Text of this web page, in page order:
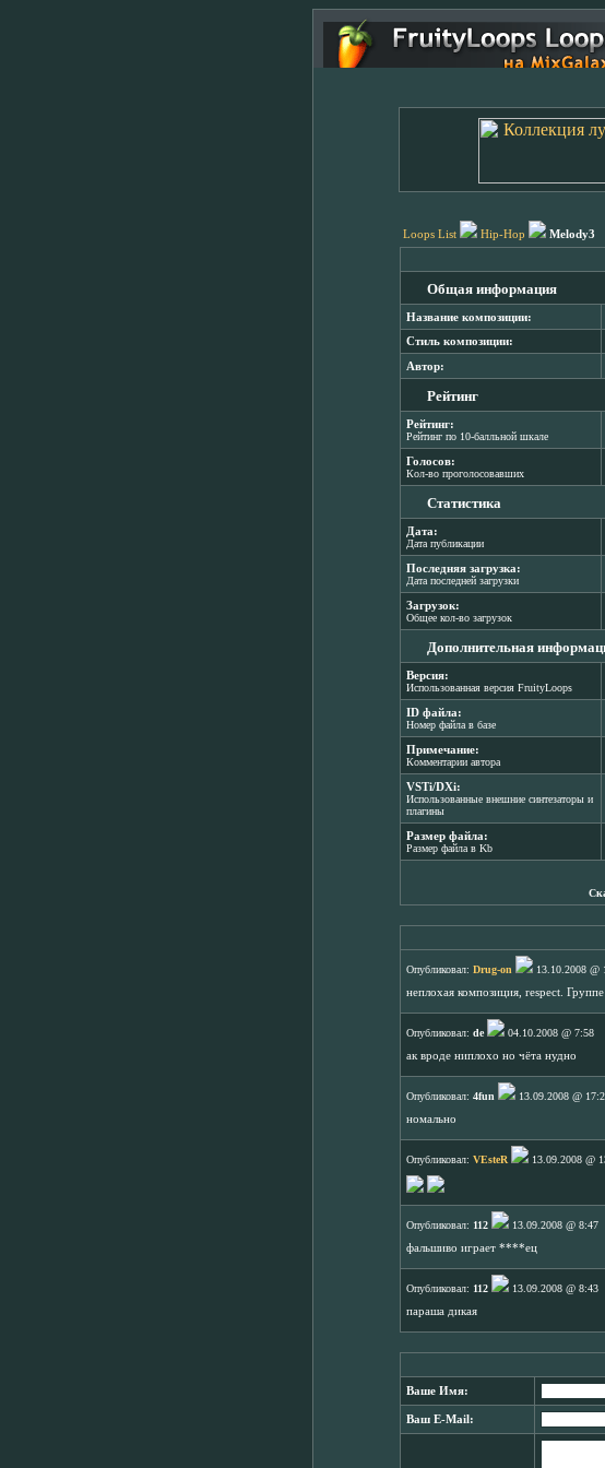
Loops List Hip-Hop Melody3
Общая информация
Название композиции:
Стиль композиции:
Автор:
Рейтинг
Рейтинг:
Рейтинг по 10-балльной шкале
Голосов:
Кол-во проголосовавших
Статистика
Дата:
Дата публикации
Последняя загрузка:
Дата последней загрузки
Загрузок:
Общее кол-во загрузок
Дополнительная
Версия:
Использованная версия FruityLoops
ID файла:
Номер файла в базе
Примечание:
Комментарии автора
VSTi/DXi:
Использованные внешние синтезаторы и
плагины
Размер файла:
Размер файла в Kb
Опубликовал: Drug-on
13.10.2008 @
неплохая композиция, respect.
Опубликовал: de
04.10.2008 @ 7:58
ак вроде ниплохо но чёта нудно
Опубликовал: 4fun
13.09.2008 @
номально
Опубликовал: VEsteR 13.09.2008 @
Опубликовал: 112
13.09.2008 @ 8:47
фальшиво играет ****ец
Опубликовал: 112
13.09.2008 @ 8:43
параша дикая
Ваше Имя:
Ваш E-Mail: